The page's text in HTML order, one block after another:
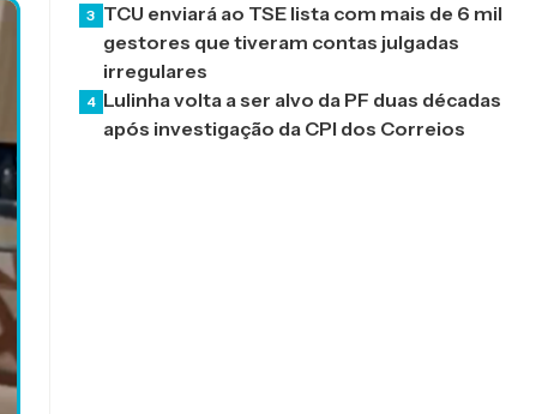
3 TCU enviará ao TSE lista com mais de 6 mil
gestores que tiveram contas julgadas
irregulares
4 Lulinha volta a ser alvo da PF duas décadas
após investigação da CPI dos Correios